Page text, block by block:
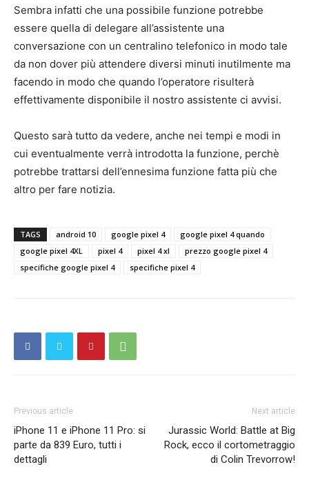
Sembra infatti che una possibile funzione potrebbe
essere quella di delegare all’assistente una
conversazione con un centralino telefonico in modo tale
da non dover più attendere diversi minuti inutilmente ma
facendo in modo che quando l’operatore risulterà
effettivamente disponibile il nostro assistente ci avvisi.
Questo sarà tutto da vedere, anche nei tempi e modi in
cui eventualmente verrà introdotta la funzione, perchè
potrebbe trattarsi dell’ennesima funzione fatta più che
altro per fare notizia.
TAGS android 10 google pixel 4
google pixel 4 quando
google pixel 4XL
pixel 4 pixel 4 xl
prezzo google pixel 4
specifiche google pixel 4
specifiche pixel 4
Previous article
iPhone 11 e iPhone 11 Pro: si
parte da 839 Euro, tutti i
dettagli
Next article
Jurassic World: Battle at Big
Rock, ecco il cortometraggio
di Colin Trevorrow!